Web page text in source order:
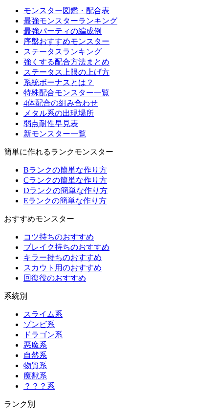
モンスター図鑑・配合表
最強モンスターランキング
最強パーティの編成例
序盤おすすめモンスター
ステータスランキング
強くする配合方法まとめ
ステータス上限の上げ方
系統ボーナスとは？
特殊配合モンスター一覧
4体配合の組み合わせ
メタル系の出現場所
弱点耐性早見表
新モンスター一覧
簡単に作れるランクモンスター
Bランクの簡単な作り方
Cランクの簡単な作り方
Dランクの簡単な作り方
Eランクの簡単な作り方
おすすめモンスター
コツ持ちのおすすめ
ブレイク持ちのおすすめ
キラー持ちのおすすめ
スカウト用のおすすめ
回復役のおすすめ
系統別
スライム系
ゾンビ系
ドラゴン系
悪魔系
自然系
物質系
魔獣系
？？？系
ランク別